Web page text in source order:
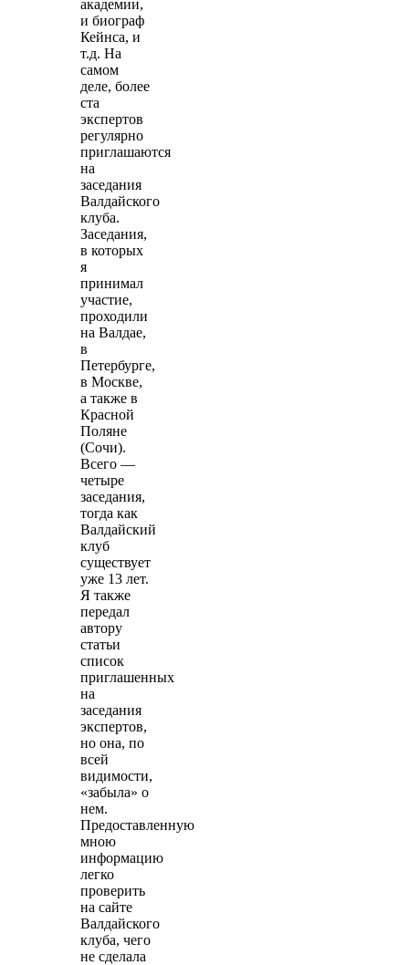
академии,
и биограф
Кейнса, и
т.д. На
самом
деле, более
ста
экспертов
регулярно
приглашаются
на
заседания
Валдайского
клуба.
Заседания,
в которых
я
принимал
участие,
проходили
на Валдае,
в
Петербурге,
в Москве,
а также в
Красной
Поляне
(Сочи).
Всего —
четыре
заседания,
тогда как
Валдайский
клуб
существует
уже 13 лет.
Я также
передал
автору
статьи
список
приглашенных
на
заседания
экспертов,
но она, по
всей
видимости,
«забыла» о
нем.
Предоставленную
мною
информацию
легко
проверить
на сайте
Валдайского
клуба, чего
не сделала